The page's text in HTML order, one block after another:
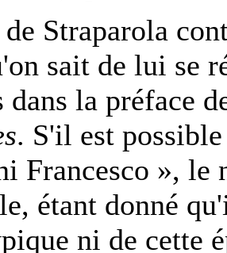
Straparola
sait de lui se
dans la préface
. S'il est
Francesco », le
étant donné
ni de cette